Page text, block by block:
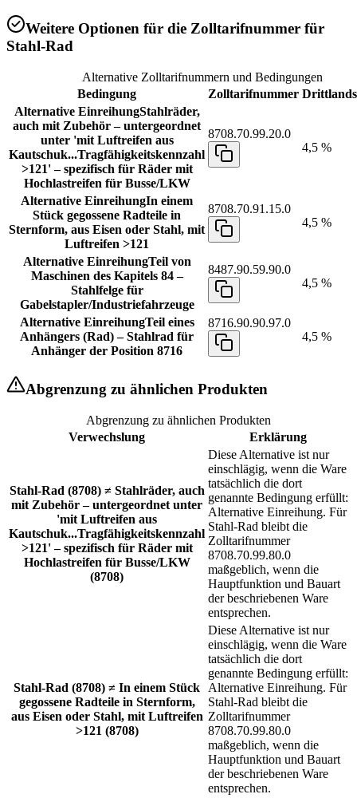
Weitere Optionen für die Zolltarifnummer für
Stahl-Rad
Alternative Zolltarifnummern und Bedingungen
Bedingung
Zolltarifnummer
Alternative EinreihungStahlräder,
auch mit Zubehör – untergeordnet
unter 'mit Luftreifen aus
Kautschuk...Tragfähigkeitskennzahl
>121' – spezifisch für Räder mit
Hochlastreifen für Busse/LKW
8708.70.99.20.0
4,5 %
Alternative EinreihungIn einem
Stück gegossene Radteile in
Sternform, aus Eisen oder Stahl, mit
Luftreifen >121
8708.70.91.15.0
4,5 %
Alternative EinreihungTeil von
Maschinen des Kapitels 84 –
Stahlfelge für
Gabelstapler/Industriefahrzeuge
8487.90.59.90.0
4,5 %
Alternative EinreihungTeil eines
Anhängers (Rad) – Stahlrad für
Anhänger der Position 8716
8716.90.90.97.0
4,5 %
Abgrenzung zu ähnlichen Produkten
Abgrenzung zu ähnlichen Produkten
Verwechslung
Erklärung
Stahl-Rad (8708) ≠ Stahlräder, auch
mit Zubehör – untergeordnet unter
'mit Luftreifen aus
Kautschuk...Tragfähigkeitskennzahl
>121' – spezifisch für Räder mit
Hochlastreifen für Busse/LKW
(8708)
Diese Alternative ist nur
einschlägig, wenn die Ware
tatsächlich die dort
genannte Bedingung erfüllt:
Alternative Einreihung. Für
Stahl-Rad bleibt die
Zolltarifnummer
8708.70.99.80.0
maßgeblich, wenn die
Hauptfunktion und Bauart
der beschriebenen Ware
entsprechen.
Stahl-Rad (8708) ≠ In einem Stück
gegossene Radteile in Sternform,
aus Eisen oder Stahl, mit Luftreifen
>121 (8708)
Diese Alternative ist nur
einschlägig, wenn die Ware
tatsächlich die dort
genannte Bedingung erfüllt:
Alternative Einreihung. Für
Stahl-Rad bleibt die
Zolltarifnummer
8708.70.99.80.0
maßgeblich, wenn die
Hauptfunktion und Bauart
der beschriebenen Ware
entsprechen.